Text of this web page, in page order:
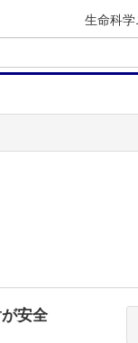
生命科
安全